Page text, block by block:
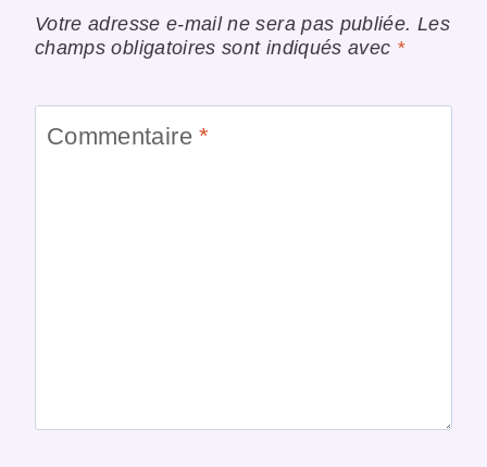
Votre adresse e-mail ne sera pas publiée. Les
champs obligatoires sont indiqués avec *
Commentaire*